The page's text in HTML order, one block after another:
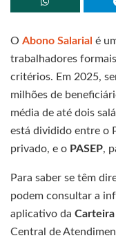
O Abono Salarial é
trabalhadores
critérios. Em 2025,
milhões de
média de até dois
está dividido entre o
privado, e o PASEP,
Para saber se têm
podem consultar a
aplicativo da Carteira
Central de